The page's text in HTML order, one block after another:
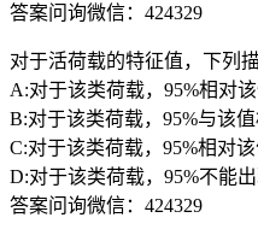
答案问询微信：424329
对于活荷载的特征值，下列
A:对于该类荷载，95%相对
B:对于该类荷载，95%与该
C:对于该类荷载，95%相对
D:对于该类荷载，95%不能
答案问询微信：424329